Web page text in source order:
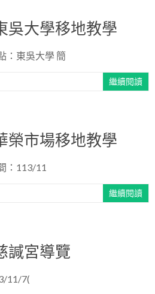
吳大學移地教學
：東吳大學 簡
繼續閱讀
榮市場移地教學
：113/11
繼續閱讀
諴宮導覽
11/7(